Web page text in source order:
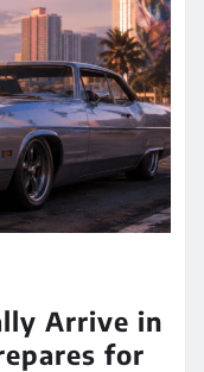
Arrive in
for